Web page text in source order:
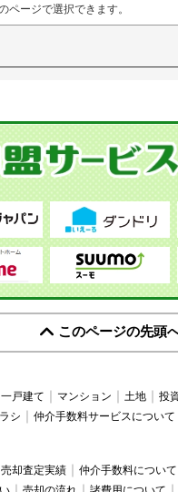
ページで選択できます。
このページの先頭
一戸建て マンション 土地
投
シ
仲介手数料サービスについて
売却査定実績 仲介手数料について